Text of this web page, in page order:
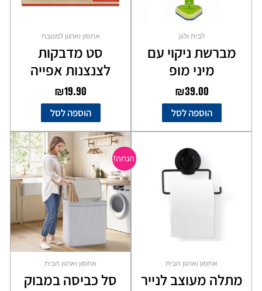
לבית ולגן
מברשת ניקוי עם
מיני מופ
₪39.00
הוספה לסל
אחסון וארגון למטבח
סט מדבקות
לצנצנות אפייה
₪19.90
הוספה לסל
אחסון וארגון הבית
מתלה מעוצב לנייר
הנחה!
אחסון וארגון הבית
סל כביסה במבוק
המחיר
המקורי
היה:
₪129.00.
המחיר
הנוכחי
הוא:
₪89.00.
למוצר
זה
יש
מספר
סוגים.
ניתן
את
בעמוד